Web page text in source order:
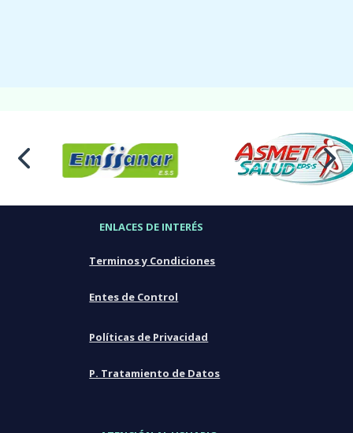
ENLACES DE INTERÉS
Terminos y Condiciones
Entes de Control
Políticas de Privacidad
P. Tratamiento de Datos